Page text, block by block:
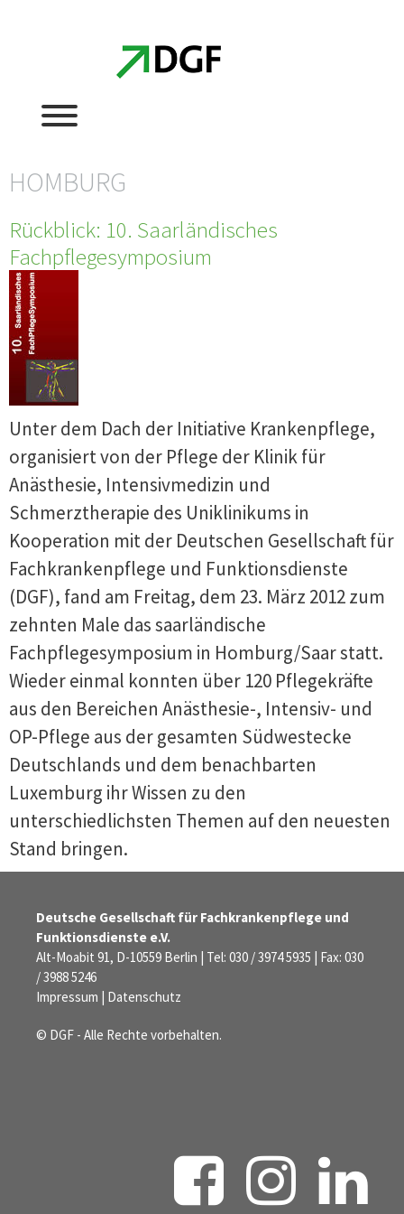
HOMBURG
Rückblick: 10. Saarländisches
Fachpflegesymposium
Unter dem Dach der Initiative Krankenpflege,
organisiert von der Pflege der Klinik für
Anästhesie, Intensivmedizin und
Schmerztherapie des Uniklinikums in
Kooperation mit der Deutschen Gesellschaft für
Fachkrankenpflege und Funktionsdienste
(DGF), fand am Freitag, dem 23. März 2012 zum
zehnten Male das saarländische
Fachpflegesymposium in Homburg/Saar statt.
Wieder einmal konnten über 120 Pflegekräfte
aus den Bereichen Anästhesie-, Intensiv- und
OP-Pflege aus der gesamten Südwestecke
Deutschlands und dem benachbarten
Luxemburg ihr Wissen zu den
unterschiedlichsten Themen auf den neuesten
Stand bringen.
Deutsche Gesellschaft für Fachkrankenpflege und
Funktionsdienste e.V.
Alt-Moabit 91, D-10559 Berlin | Tel: 030 / 3974 5935 | Fax: 030
/ 3988 5246
Impressum | Datenschutz
© DGF - Alle Rechte vorbehalten.